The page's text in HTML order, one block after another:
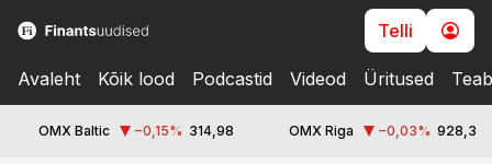
Telli
Avaleht Kõik lood Podcastid Videod Üritused
OMX Baltic −0,15% 314,98 OMX Riga −0,03% 928,3